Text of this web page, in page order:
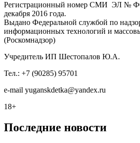
Регистрационный номер СМИ ЭЛ №
декабря 2016 года.
Выдано Федеральной службой по
информационных технологий и
(Роскомнадзор)
Учредитель ИП Шестопалов Ю.А.
Тел.: +7 (90285) 95701
e-mail yuganskdetka@yandex.ru
18+
Последние новости